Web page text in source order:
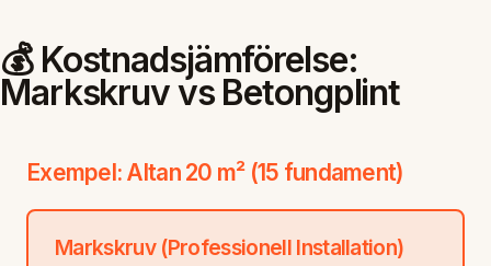
💰 Kostnadsjämförelse:
Markskruv vs Betongplint
Exempel: Altan 20 m² (15 fundament)
Markskruv (Professionell Installation)